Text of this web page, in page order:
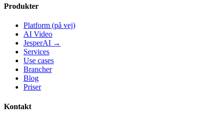
Produkter
Platform (på vej)
AI Video
JesperAI →
Services
Use cases
Brancher
Blog
Priser
Kontakt